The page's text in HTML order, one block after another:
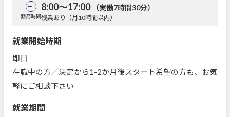
勤務時間
8:00～17:00 （実働7時間30分）
残業あり（月10時間以内）
就業開始時期
即日
在職中の方／決定から1-2か月後スタート希望の方も、お気
軽にご相談下さい
就業期間